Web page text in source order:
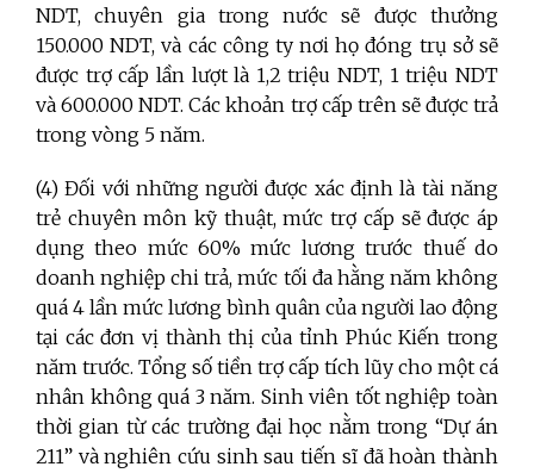
NDT, chuyên gia trong nước sẽ được thưởng
150.000 NDT, và các công ty nơi họ đóng trụ sở sẽ
được trợ cấp lần lượt là 1,2 triệu NDT, 1 triệu NDT
và 600.000 NDT. Các khoản trợ cấp trên sẽ được trả
trong vòng 5 năm.
(4) Đối với những người được xác định là tài năng
trẻ chuyên môn kỹ thuật, mức trợ cấp sẽ được áp
dụng theo mức 60% mức lương trước thuế do
doanh nghiệp chi trả, mức tối đa hằng năm không
quá 4 lần mức lương bình quân của người lao động
tại các đơn vị thành thị của tỉnh Phúc Kiến trong
năm trước. Tổng số tiền trợ cấp tích lũy cho một cá
nhân không quá 3 năm. Sinh viên tốt nghiệp toàn
thời gian từ các trường đại học nằm trong “Dự án
211” và nghiên cứu sinh sau tiến sĩ đã hoàn thành